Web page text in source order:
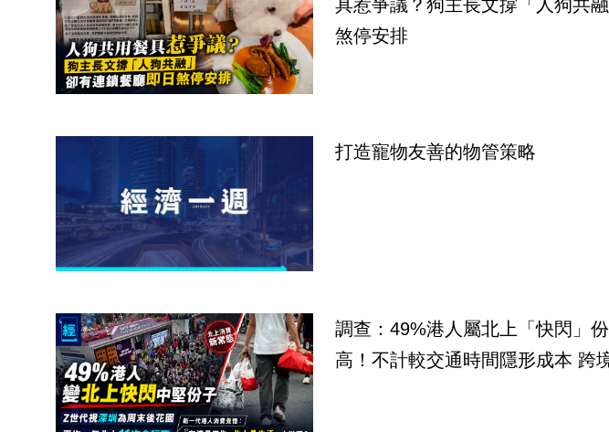
具惹爭議？狗主長文撐「人狗共
煞停安排
打造寵物友善的物管策略
調查：49%港人屬北上「快閃」
高！不計較交通時間隱形成本 跨